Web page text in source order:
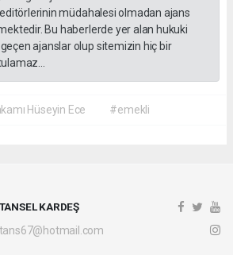
müdahalesi olmadan ajans
Bu haberlerde yer alan hukuki
ajanslar olup sitemizin hiç bir
Hüseyin Ece #emekli
TANSEL KARDEŞ
tans67@hotmail.com